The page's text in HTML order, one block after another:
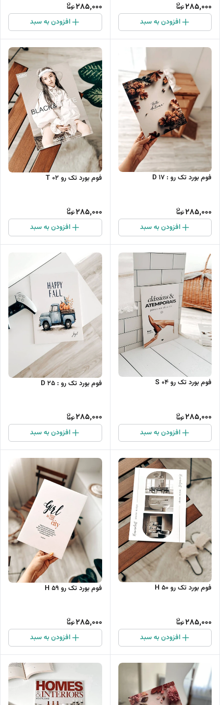
285,000
افزودن به سبد
285,000
افزودن به سبد
فوم بورد تک رو : D 17
285,000
افزودن به سبد
فوم بورد تک رو T 02
285,000
افزودن به سبد
فوم بورد تک رو S 04
285,000
افزودن به سبد
فوم بورد تک رو : D 25
285,000
افزودن به سبد
فوم بورد تک رو H 50
285,000
افزودن به سبد
فوم بورد تک رو H 59
285,000
افزودن به سبد